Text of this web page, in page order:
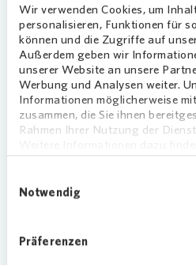
Wir verwenden Cookies, um
personalisieren, Funktionen für
können und die Zugriffe auf
Außerdem geben wir
unserer Website an unsere
Werbung und Analysen weiter.
Informationen möglicherweise
zusammen, die Sie ihnen
Rahmen Ihrer Nutzung der
Notwendig
Präferenzen
vermietet Vonoviadiese
Euro pro Quadratmeter
unseren Beitrag für
Leipzig“, sagt René Berott,
von Vonoviain Leipzig.
im gesamten Quartier auf
den Menschen, die hier zu
Wohnungen nur mit einem